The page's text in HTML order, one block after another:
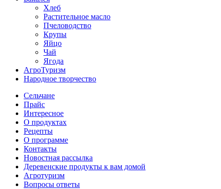
Хлеб
Растительное масло
Пчеловодство
Крупы
Яйцо
Чай
Ягода
АгроТуризм
Народное творчество
Сельчане
Прайс
Интересное
О продуктах
Рецепты
О программе
Контакты
Новостная рассылка
Деревенские продукты к вам домой
Агротуризм
Вопросы ответы